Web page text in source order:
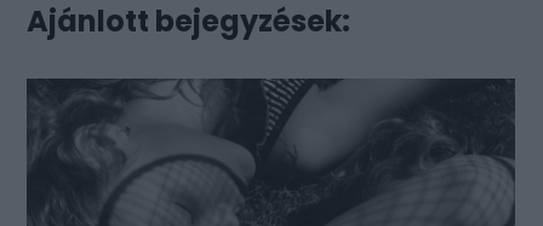
Ajánlott bejegyzések: